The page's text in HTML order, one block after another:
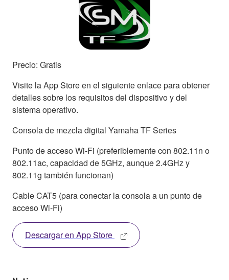
Precio: Gratis
Visite la App Store en el siguiente enlace para obtener
detalles sobre los requisitos del dispositivo y del
sistema operativo.
Consola de mezcla digital Yamaha TF Series
Punto de acceso Wi-Fi (preferiblemente con 802.11n o
802.11ac, capacidad de 5GHz, aunque 2.4GHz y
802.11g también funcionan)
Cable CAT5 (para conectar la consola a un punto de
acceso Wi-Fi)
Descargar en App Store